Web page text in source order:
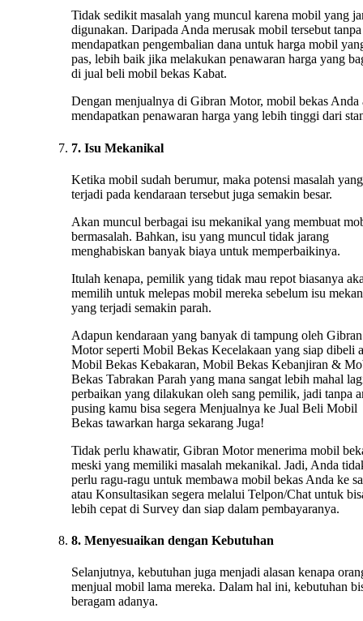
Tidak sedikit masalah yang muncul karena mobil yang
digunakan. Daripada Anda merusak mobil tersebut tanpa
mendapatkan pengembalian dana untuk harga mobil
pas, lebih baik jika melakukan penawaran harga yang
di jual beli mobil bekas Kabat.
Dengan menjualnya di Gibran Motor, mobil bekas Anda
mendapatkan penawaran harga yang lebih tinggi dari
7. Isu Mekanikal
Ketika mobil sudah berumur, maka potensi masalah yang
terjadi pada kendaraan tersebut juga semakin besar.
Akan muncul berbagai isu mekanikal yang membuat
bermasalah. Bahkan, isu yang muncul tidak jarang
menghabiskan banyak biaya untuk memperbaikinya.
Itulah kenapa, pemilik yang tidak mau repot biasanya
memilih untuk melepas mobil mereka sebelum isu
yang terjadi semakin parah.
Adapun kendaraan yang banyak di tampung oleh Gibran
Motor seperti Mobil Bekas Kecelakaan yang siap dibeli
Mobil Bekas Kebakaran, Mobil Bekas Kebanjiran &
Bekas Tabrakan Parah yang mana sangat lebih mahal
perbaikan yang dilakukan oleh sang pemilik, jadi tanpa
pusing kamu bisa segera Menjualnya ke Jual Beli Mobil
Bekas tawarkan harga sekarang Juga!
Tidak perlu khawatir, Gibran Motor menerima mobil
meski yang memiliki masalah mekanikal. Jadi, Anda
perlu ragu-ragu untuk membawa mobil bekas Anda ke
atau Konsultasikan segera melalui Telpon/Chat untuk
lebih cepat di Survey dan siap dalam pembayaranya.
8. Menyesuaikan dengan Kebutuhan
Selanjutnya, kebutuhan juga menjadi alasan kenapa
menjual mobil lama mereka. Dalam hal ini, kebutuhan
beragam adanya.